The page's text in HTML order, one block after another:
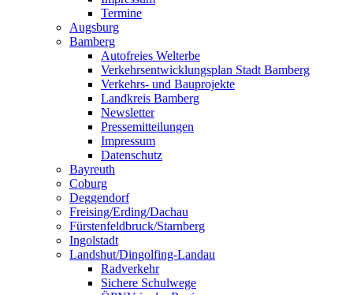
Termine
Augsburg
Bamberg
Autofreies Welterbe
Verkehrsentwicklungsplan Stadt Bamberg
Verkehrs- und Bauprojekte
Landkreis Bamberg
Newsletter
Pressemitteilungen
Impressum
Datenschutz
Bayreuth
Coburg
Deggendorf
Freising/Erding/Dachau
Fürstenfeldbruck/Starnberg
Ingolstadt
Landshut/Dingolfing-Landau
Radverkehr
Sichere Schulwege